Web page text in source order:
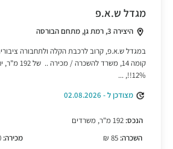
מגדל ש.א.פ
היצירה 3, רמת גן, מתחם הבורסה
במגדל ש.א.פ, קרוב לרכבת הקלה ולתחבורה
קומה 14,
12%!!, ...
מצודכן ל - 02.08.2026
הנכס:
השכרה:
מכירה: 22,000 ₪